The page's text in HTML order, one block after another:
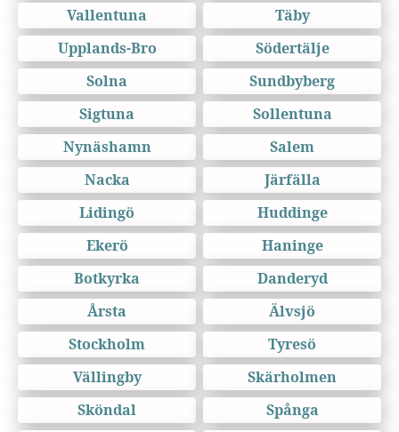
Vallentuna
Täby
Upplands-Bro
Södertälje
Solna
Sundbyberg
Sigtuna
Sollentuna
Nynäshamn
Salem
Nacka
Järfälla
Lidingö
Huddinge
Ekerö
Haninge
Botkyrka
Danderyd
Årsta
Älvsjö
Stockholm
Tyresö
Vällingby
Skärholmen
Sköndal
Spånga